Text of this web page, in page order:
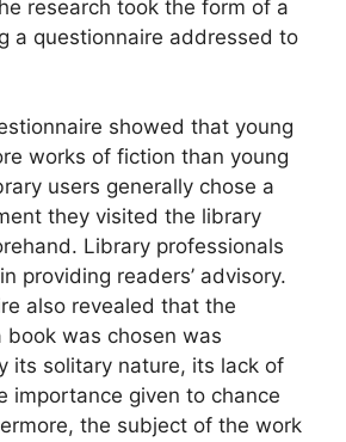
research took the form of a
a questionnaire addressed to
showed that young
works of fiction than young
users generally chose a
they visited the library
Library professionals
providing readers’ advisory.
also revealed that the
book was chosen was
its solitary nature, its lack of
importance given to chance
the subject of the work